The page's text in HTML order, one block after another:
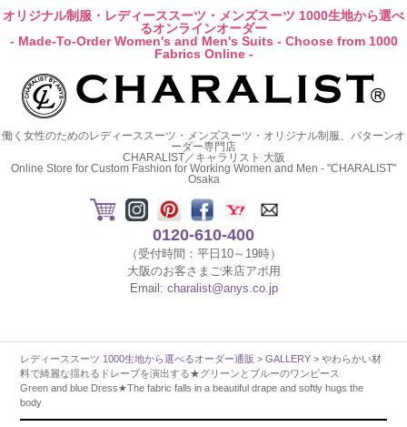
オリジナル制服・レディーススーツ・メンズスーツ 1000生地から選べ
るオンラインオーダー
- Made-To-Order Women's and Men's Suits - Choose from 1000
Fabrics Online -
働く女性のためのレディーススーツ・メンズスーツ・オリジナル制服、パターンオ
ーダー専門店
CHARALIST／キャラリスト 大阪
Online Store for Custom Fashion for Working Women and Men - "CHARALIST"
Osaka
0120-610-400
（受付時間：平日10～19時）
大阪のお客さまご来店アポ用
Email: charalist@anys.co.jp
レディーススーツ 1000生地から選べるオーダー通販 >GALLERY > やわらかい材
料で綺麗な揺れるドレープを演出する★グリーンとブルーのワンピース
Green and blue Dress★The fabric falls in a beautiful drape and softly hugs the
body